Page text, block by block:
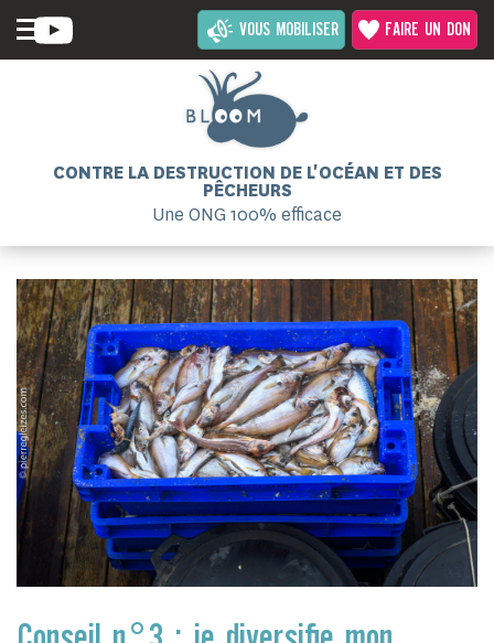
CONTRE LA DESTRUCTION DE L'OCÉAN ET DES
PÊCHEURS
Une ONG 100% efficace
VOUS MOBILISER FAIRE UN DON